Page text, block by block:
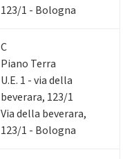
123/1 - Bologna
C
Piano Terra
U.E. 1 - via della
beverara, 123/1
Via della beverara,
123/1 - Bologna